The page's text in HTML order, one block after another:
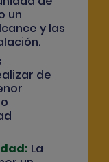
un
y las
de
La